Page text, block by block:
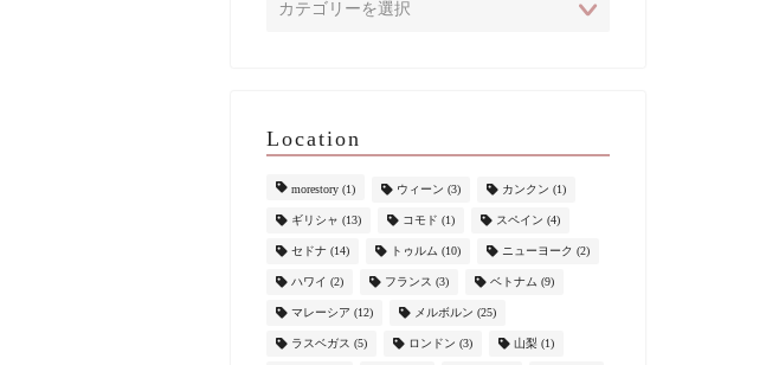
Location
morestory(1) ウィーン (3) カンクン (1)
ギリシャ (13) コモド (1) スペイン (4)
セドナ (14) トゥルム (10) ニューヨーク (2)
ハワイ (2) フランス (3) ベトナム (9)
マレーシア (12) メルボルン (25)
ラスベガス (5) ロンドン (3) 山梨 (1)